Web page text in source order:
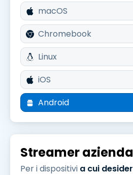
macOS
Chromebook
Linux
iOS
Android
Streamer
Per i dispositivi a cui